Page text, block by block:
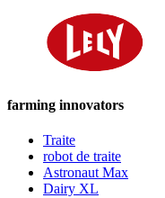
farming innovators
Traite
robot de traite
Astronaut Max
Dairy XL